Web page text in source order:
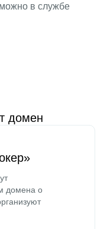
в службе
домен
домена о